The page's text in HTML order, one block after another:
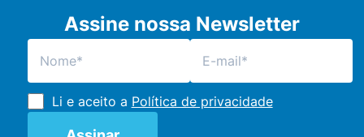
Assine nossa Newsletter
Li e aceito a Política de privacidade